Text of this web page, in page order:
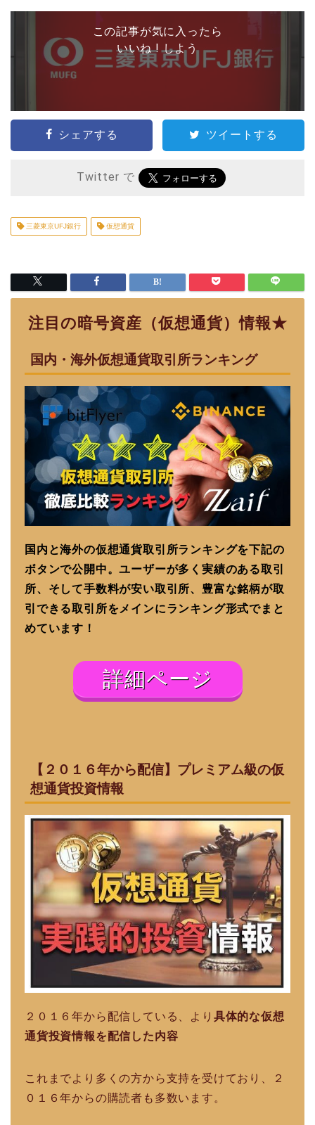
この記事が気に入ったら
いいね ! しよう
シェアする ツイートする
Twitter で
三菱東京UFJ銀行 仮想通貨
注目の暗号資産（仮想通貨）情報★
国内・海外仮想通貨取引所ランキング
国内と海外の仮想通貨取引所ランキングを下記の
ボタンで公開中。ユーザーが多く実績のある取引
所、そして手数料が安い取引所、豊富な銘柄が取
引できる取引所をメインにランキング形式でまと
めています！
詳細ページ
【２０１６年から配信】プレミアム級の仮
想通貨投資情報
２０１６年から配信している、より 具体的な仮想
通貨投資情報を配信した内容
これまでより多くの方から支持を受けており、２
０１６年からの購読者も多数います。